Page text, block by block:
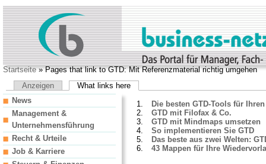
Startseite» Pages that link to GTD: Mit Referenzmaterial richtig umgehen
Anzeigen
What links here
Die besten GTD-Tools für
GTD mit Filofax & Co.
GTD mit Mindmaps umsetzen
So implementieren Sie GTD
Das beste aus zwei Welten:
43 Mappen für Ihre
News
Management &
Unternehmensführung
Recht & Urteile
Job & Karriere